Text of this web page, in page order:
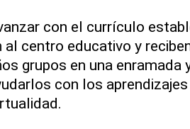
con el currículo
al centro educativo y
grupos en una enramada
con los